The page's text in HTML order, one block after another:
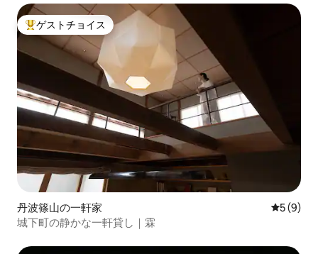
大好評のゲストチョイスです。
ゲストチョイス
丹波篠山の一軒家 レビュー
5 (9)
城下町の静かな一軒貸し｜霖